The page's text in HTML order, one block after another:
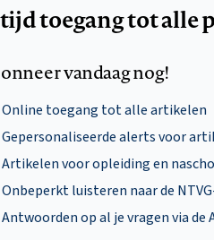
toegang tot alle
vandaag nog!
Online toegang tot alle artikelen
Gepersonaliseerde alerts voor
Artikelen voor opleiding en
Onbeperkt luisteren naar de
Antwoorden op al je vragen via de